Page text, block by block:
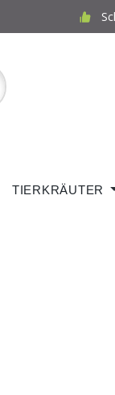
TIERKRÄUTER